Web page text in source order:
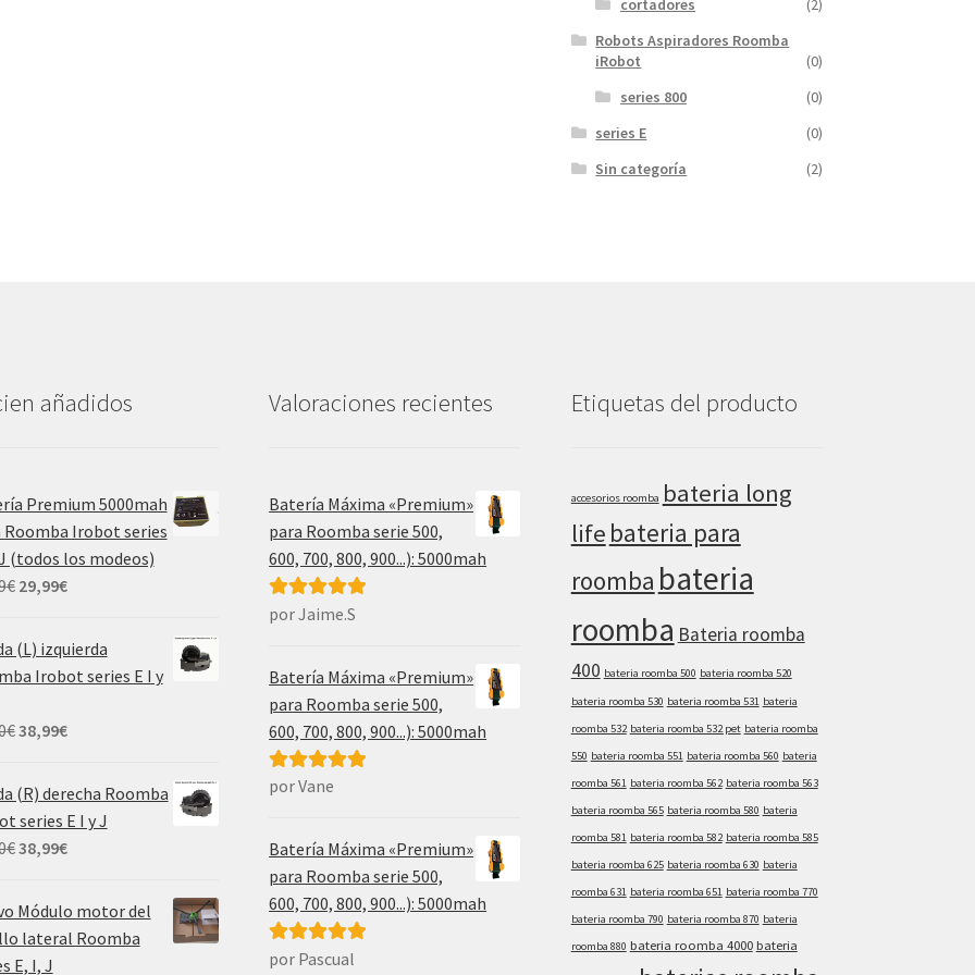
cortadores
(2)
Robots Aspiradores Roomba
iRobot
(0)
series 800
(0)
series E
(0)
Sin categoría
(2)
añadidos
Premium 5000mah
Roomba Irobot series
(todos los modeos)
€ El
original
era:
29,99€El
actual
(L) izquierda
Irobot series E I y
€ El
original
era:
38,99€El
actual
es:
38,99€.
(R) derecha Roomba
series E I y J
€ El
original
era:
55,00€.
38,99€El
es:
Módulo motor del
lateral Roomba
E, I, J
Valoraciones recientes
Batería Máxima «Premium»
para Roomba serie 500,
600, 700, 800, 900...): 5000mah
Valorado con
por Jaime.S
Batería Máxima «Premium»
para Roomba serie 500,
600, 700, 800, 900...): 5000mah
Valorado con
por Vane
Batería Máxima «Premium»
para Roomba serie 500,
600, 700, 800, 900...): 5000mah
Valorado con
por Pascual
Etiquetas del producto
accesorios roomba bateria long
life bateria para
roomba bateria
roomba Bateria roomba
400 bateria roomba 500 bateria roomba 520
bateria roomba 530 bateria roomba 531 bateria
roomba 532 bateria roomba 532 pet bateria roomba
550 bateria roomba 551 bateria roomba 560 bateria
roomba 561 bateria roomba 562 bateria roomba 563
bateria roomba 565 bateria roomba 580 bateria
roomba 581 bateria roomba 582 bateria roomba 585
bateria roomba 625 bateria roomba 630 bateria
roomba 631 bateria roomba 651 bateria roomba 770
bateria roomba 790 bateria roomba 870 bateria
roomba 880 bateria roomba 4000 bateria